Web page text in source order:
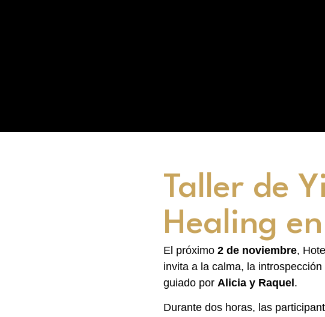
Taller de
Healing
El próximo 2 de noviembre,
invita a la calma, la
guiado por Alicia y Raquel .
Durante dos horas, las